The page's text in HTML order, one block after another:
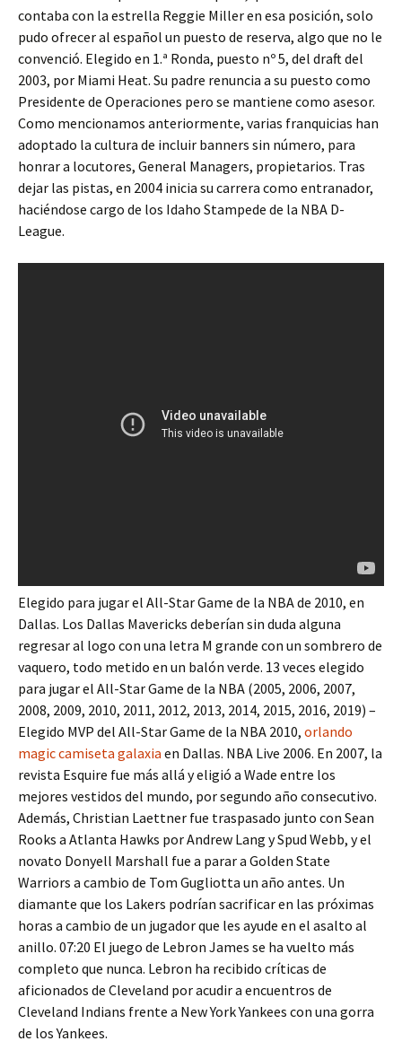
contaba con la estrella Reggie Miller en esa posición, solo
pudo ofrecer al español un puesto de reserva, algo que no le
convenció. Elegido en 1.ª Ronda, puesto nº 5, del draft del
2003, por Miami Heat. Su padre renuncia a su puesto como
Presidente de Operaciones pero se mantiene como asesor.
Como mencionamos anteriormente, varias franquicias han
adoptado la cultura de incluir banners sin número, para
honrar a locutores, General Managers, propietarios. Tras
dejar las pistas, en 2004 inicia su carrera como entranador,
haciéndose cargo de los Idaho Stampede de la NBA D-
League.
Elegido para jugar el All-Star Game de la NBA de 2010, en
Dallas. Los Dallas Mavericks deberían sin duda alguna
regresar al logo con una letra M grande con un sombrero de
vaquero, todo metido en un balón verde. 13 veces elegido
para jugar el All-Star Game de la NBA (2005, 2006, 2007,
2008, 2009, 2010, 2011, 2012, 2013, 2014, 2015, 2016, 2019) –
Elegido MVP del All-Star Game de la NBA 2010, orlando
magic camiseta galaxia en Dallas. NBA Live 2006. En 2007, la
revista Esquire fue más allá y eligió a Wade entre los
mejores vestidos del mundo, por segundo año consecutivo.
Además, Christian Laettner fue traspasado junto con Sean
Rooks a Atlanta Hawks por Andrew Lang y Spud Webb, y el
novato Donyell Marshall fue a parar a Golden State
Warriors a cambio de Tom Gugliotta un año antes. Un
diamante que los Lakers podrían sacrificar en las próximas
horas a cambio de un jugador que les ayude en el asalto al
anillo. 07:20 El juego de Lebron James se ha vuelto más
completo que nunca. Lebron ha recibido críticas de
aficionados de Cleveland por acudir a encuentros de
Cleveland Indians frente a New York Yankees con una gorra
de los Yankees.